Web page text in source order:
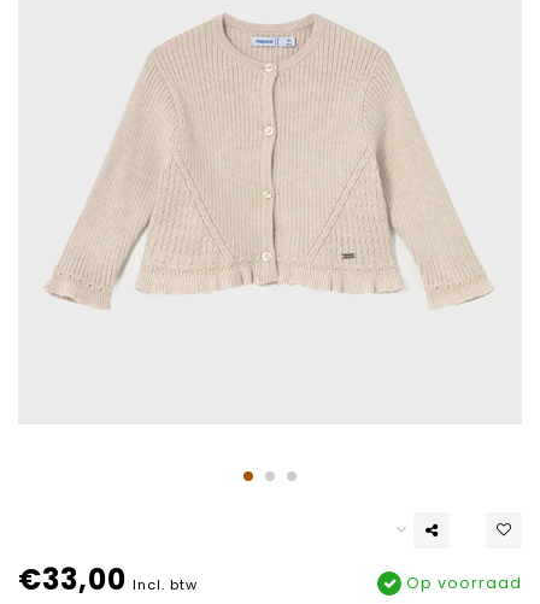
€33,00 Incl. btw Op voorraad